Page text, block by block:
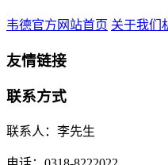
韦德官方网站首页 关于我们
友情链接
联系方式
联系人：李先生